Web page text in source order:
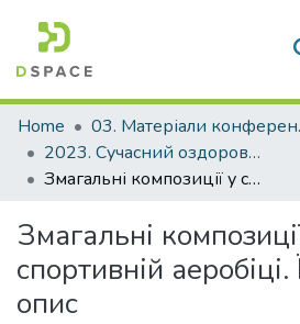
Communities & Collections
All of DSpace
Statistics
Home
03.
2023. Сучасний оздоровчий фітнес як інноваційна форма організації навчального процесу здобувачів вищої освіти
Змагальні композиції у спортивній аеробіці. Їх склад та опис
Змагальні
спортивній аеробіці.
опис